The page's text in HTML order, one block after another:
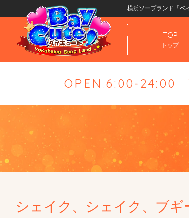
横浜ソープランド「ベ
TOP
トップ
OPEN.6:00-24:00
シェイク、シェイク、ブギ